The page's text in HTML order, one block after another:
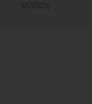
32/2025)